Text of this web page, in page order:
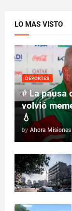
LO MAS VISTO
DEPORTES
# La pausa
volvió
💧
by Ahora Misiones